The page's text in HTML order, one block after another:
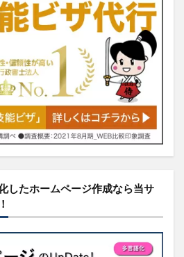
したホームページ作成なら当サ